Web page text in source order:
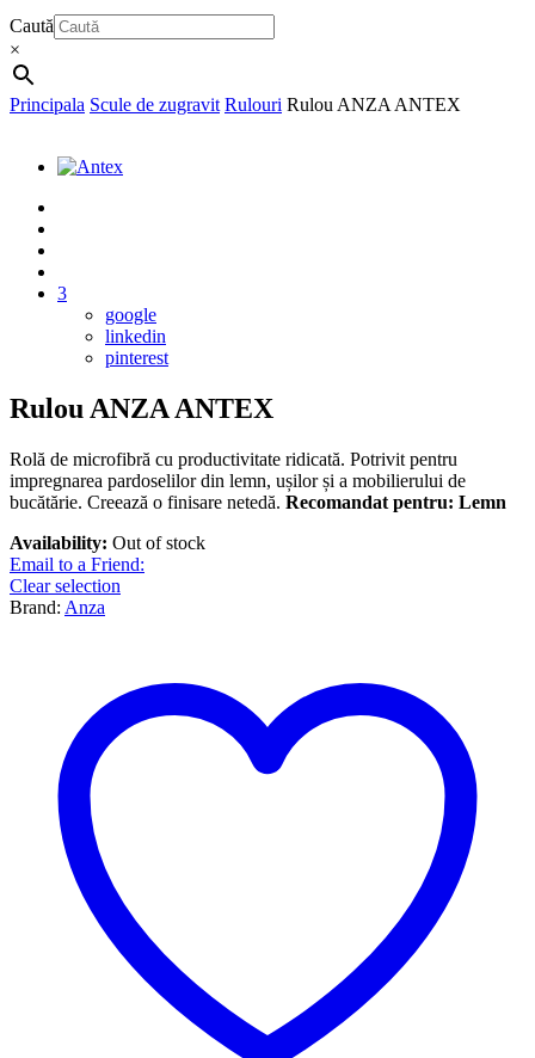
Caută
×
Principala Scule de zugravit Rulouri Rulou ANZA ANTEX
3
google
linkedin
pinterest
Rulou ANZA ANTEX
Rolă de microfibră cu productivitate ridicată. Potrivit pentru
impregnarea pardoselilor din lemn, ușilor și a mobilierului de
bucătărie. Creează o finisare netedă. Recomandat pentru: Lemn
Availability: Out of stock
Email to a Friend:
Clear selection
Brand: Anza